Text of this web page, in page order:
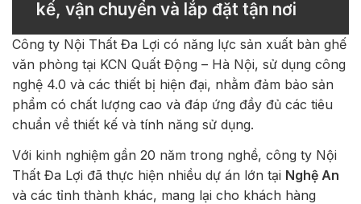
kế, vận chuyển và lắp đặt tận nơi
Công ty Nội Thất Đa Lợi có năng lực sản xuất bàn ghế
văn phòng tại KCN Quất Động – Hà Nội, sử dụng công
nghệ 4.0 và các thiết bị hiện đại, nhằm đảm bảo sản
phẩm có chất lượng cao và đáp ứng đầy đủ các tiêu
chuẩn về thiết kế và tính năng sử dụng.
Với kinh nghiệm gần 20 năm trong nghề, công ty Nội
Thất Đa Lợi đã thực hiện nhiều dự án lớn tại Nghệ An
và các tỉnh thành khác, mang lại cho khách hàng